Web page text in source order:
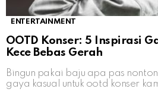
ENTERTAINMENT
OOTD Konser: 5 Inspirasi
Kece Bebas Gerah
Bingun pakai baju apa pas
gaya kasual untuk ootd konser